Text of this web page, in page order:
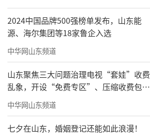
2024中国品牌500强榜单发布，山东能
源、海尔集团等18家鲁企入选
中华网山东频道
山东聚焦三大问题治理电视“套娃”收费
乱象，开设“免费专区”、压缩收费包比
例70%以上
中华网山东频道
七夕在山东，婚姻登记还能如此浪漫！